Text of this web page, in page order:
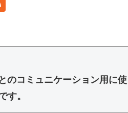
のコミュニケーション用に使
す。